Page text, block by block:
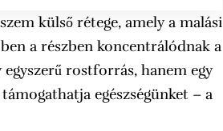
külső rétege, amely a malási
a részben koncentrálódnak a
rostforrás, hanem egy
egészségünket – a